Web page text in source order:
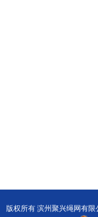
版权所有 滨州聚兴绳网有限